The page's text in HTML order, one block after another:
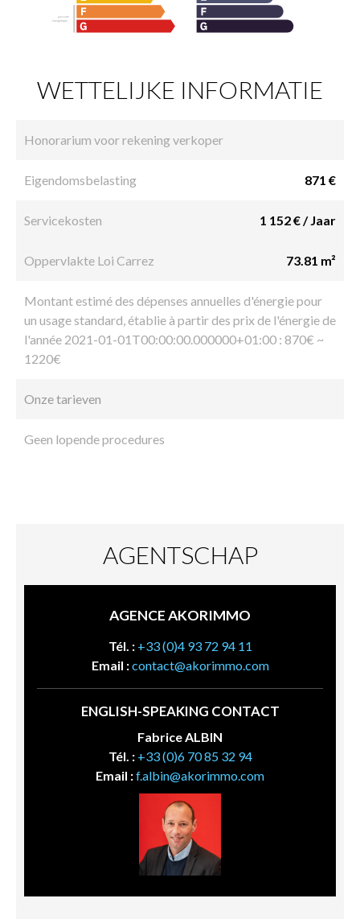
WETTELIJKE INFORMATIE
Honorarium voor rekening verkoper
Eigendomsbelasting 871 €
Servicekosten 1 152 € / Jaar
Oppervlakte Loi Carrez 73.81 m²
Montant estimé des dépenses annuelles d'énergie pour
un usage standard, établie à partir des prix de l'énergie de
l'année 2021-01-01T00:00:00.000000+01:00 : 870€ ~
1220€
Onze tarieven
Geen lopende procedures
AGENTSCHAP
AGENCE AKORIMMO
Tél. : +33 (0)4 93 72 94 11
Email :contact@akorimmo.com
ENGLISH-SPEAKING CONTACT
Fabrice ALBIN
Tél. : +33 (0)6 70 85 32 94
Email :f.albin@akorimmo.com